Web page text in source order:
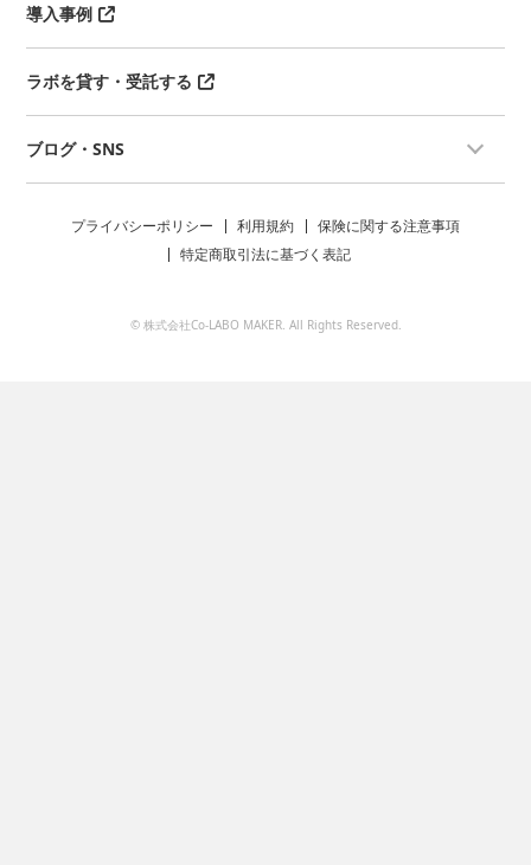
導入事例
ラボを貸す・受託する
ブログ・SNS
プライバシーポリシー 利用規約
保険に関する注意事項
特定商取引法に基づく表記
© 株式会社Co-LABO MAKER. All Rights Reserved.